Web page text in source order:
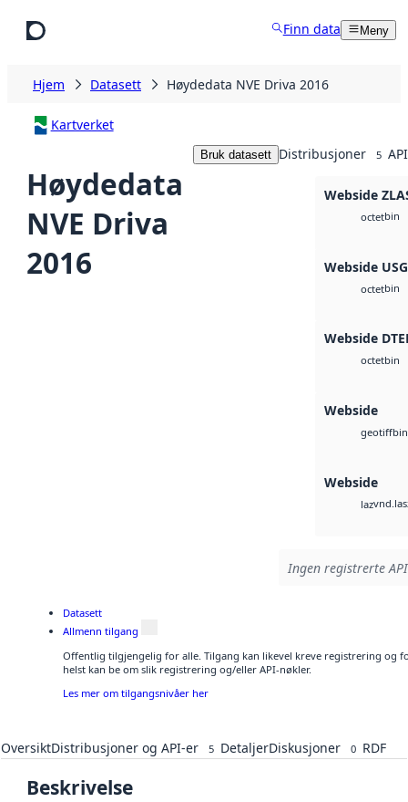
Finn data Meny
Hjem Datasett Høydedata NVE Driva 2016
Kartverket
Høydedata
NVE Driva
2016
Bruk datasett Distribusjoner 5
Webside
octetbin
Webside
octetbin
Webside
octetbin
Webside
geotiffbin
Webside
laz
Ingen registrerte
Datasett
Allmenn tilgang
Offentlig tilgjengelig for alle. Tilgang kan likevel kreve registrering og
helst kan be om slik registrering og/eller API-nøkler.
Les mer om tilgangsnivåer her
OversiktDistribusjoner og API-er 5 DetaljerDiskusjoner 0 RDF
Beskrivelse